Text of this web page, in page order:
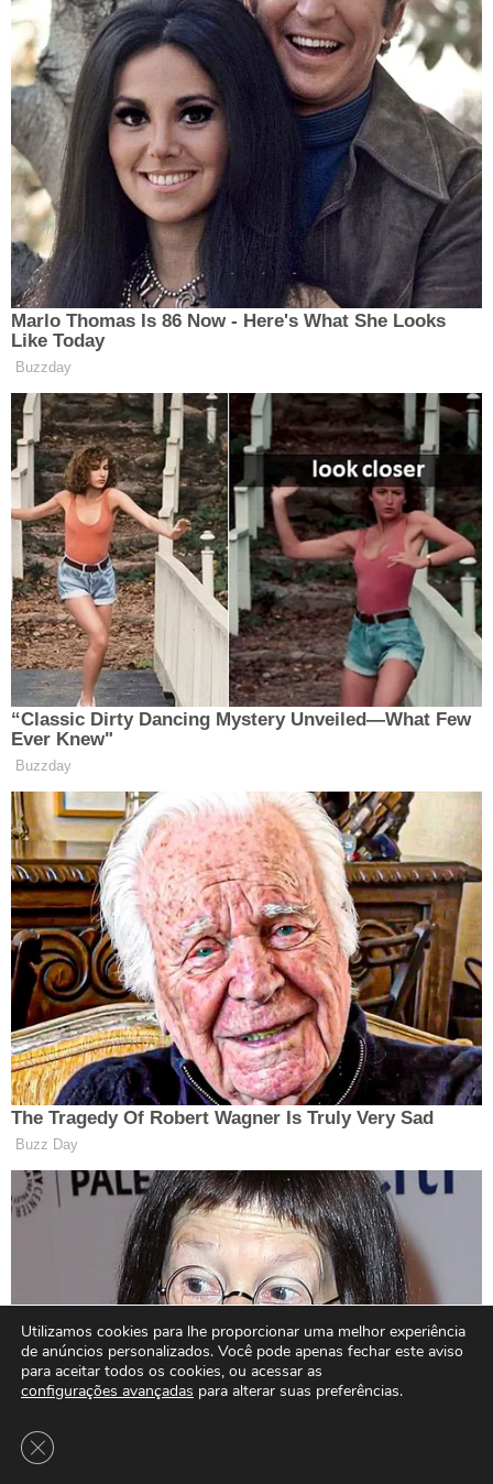
Utilizamos cookies para lhe proporcionar uma melhor experiência
de anúncios personalizados. Você pode apenas fechar este aviso
para aceitar todos os cookies, ou acessar as
configurações avançadas para alterar suas preferências.
Close GDPR Cookie Banner